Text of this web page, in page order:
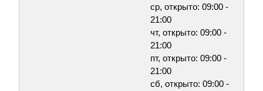
ср, открыто: 09:00 -
21:00
чт, открыто: 09:00 -
21:00
пт, открыто: 09:00 -
21:00
сб, открыто: 09:00 -